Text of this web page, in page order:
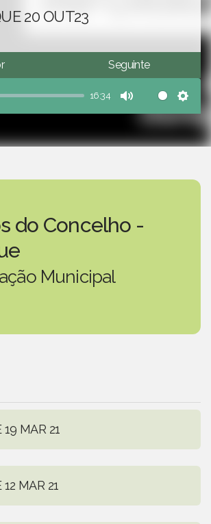
20 OUT23
Seguinte
16:34
Mute
do Concelho -
Municipal
MAR 21
MAR 21